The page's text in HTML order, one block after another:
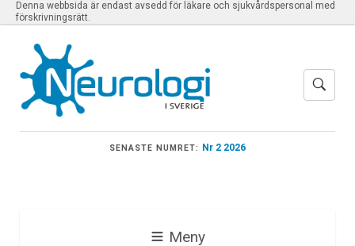
Denna webbsida är endast avsedd för läkare och sjukvårdspersonal med
förskrivningsrätt.
SENASTE NUMRET: Nr 2 2026
Meny